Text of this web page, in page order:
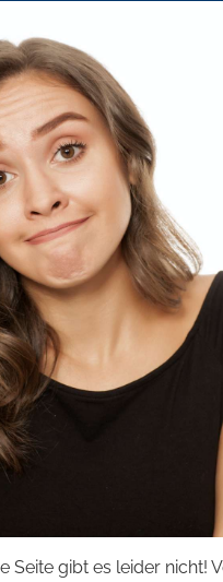
Seite gibt es leider nicht!